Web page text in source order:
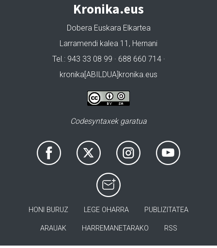
Kronika.eus
Dobera Euskara Elkartea
Larramendi kalea 11, Hernani
Tel.: 943 33 08 99 · 688 660 714 ·
kronika[ABILDUA]kronika.eus
Codesyntaxek garatua
HONI BURUZ LEGE OHARRA PUBLIZITATEA
ARAUAK HARREMANETARAKO RSS